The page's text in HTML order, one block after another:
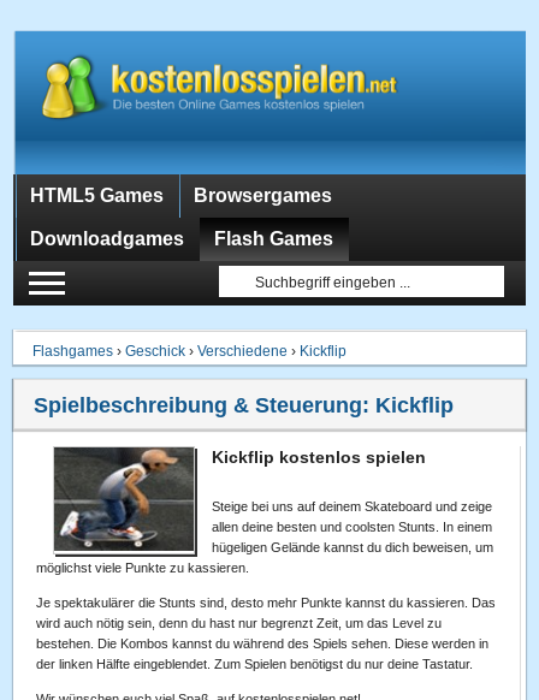
HTML5 Games Browsergames
Downloadgames Flash Games
Flashgames ›Geschick ›Verschiedene › Kickflip
Spielbeschreibung & Steuerung: Kickflip
Kickflip kostenlos spielen
Steige bei uns auf deinem Skateboard und zeige
allen deine besten und coolsten Stunts. In einem
hügeligen Gelände kannst du dich beweisen, um
möglichst viele Punkte zu kassieren.
Je spektakulärer die Stunts sind, desto mehr Punkte kannst du kassieren. Das
wird auch nötig sein, denn du hast nur begrenzt Zeit, um das Level zu
bestehen. Die Kombos kannst du während des Spiels sehen. Diese werden in
der linken Hälfte eingeblendet. Zum Spielen benötigst du nur deine Tastatur.